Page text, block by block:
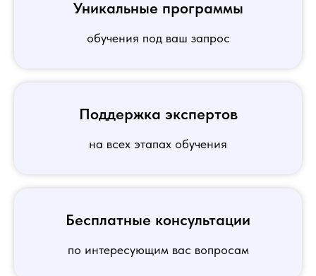
Уникальные программы
обучения под ваш запрос
Поддержка экспертов
на всех этапах обучения
Бесплатные консультации
по интересующим вас вопросам